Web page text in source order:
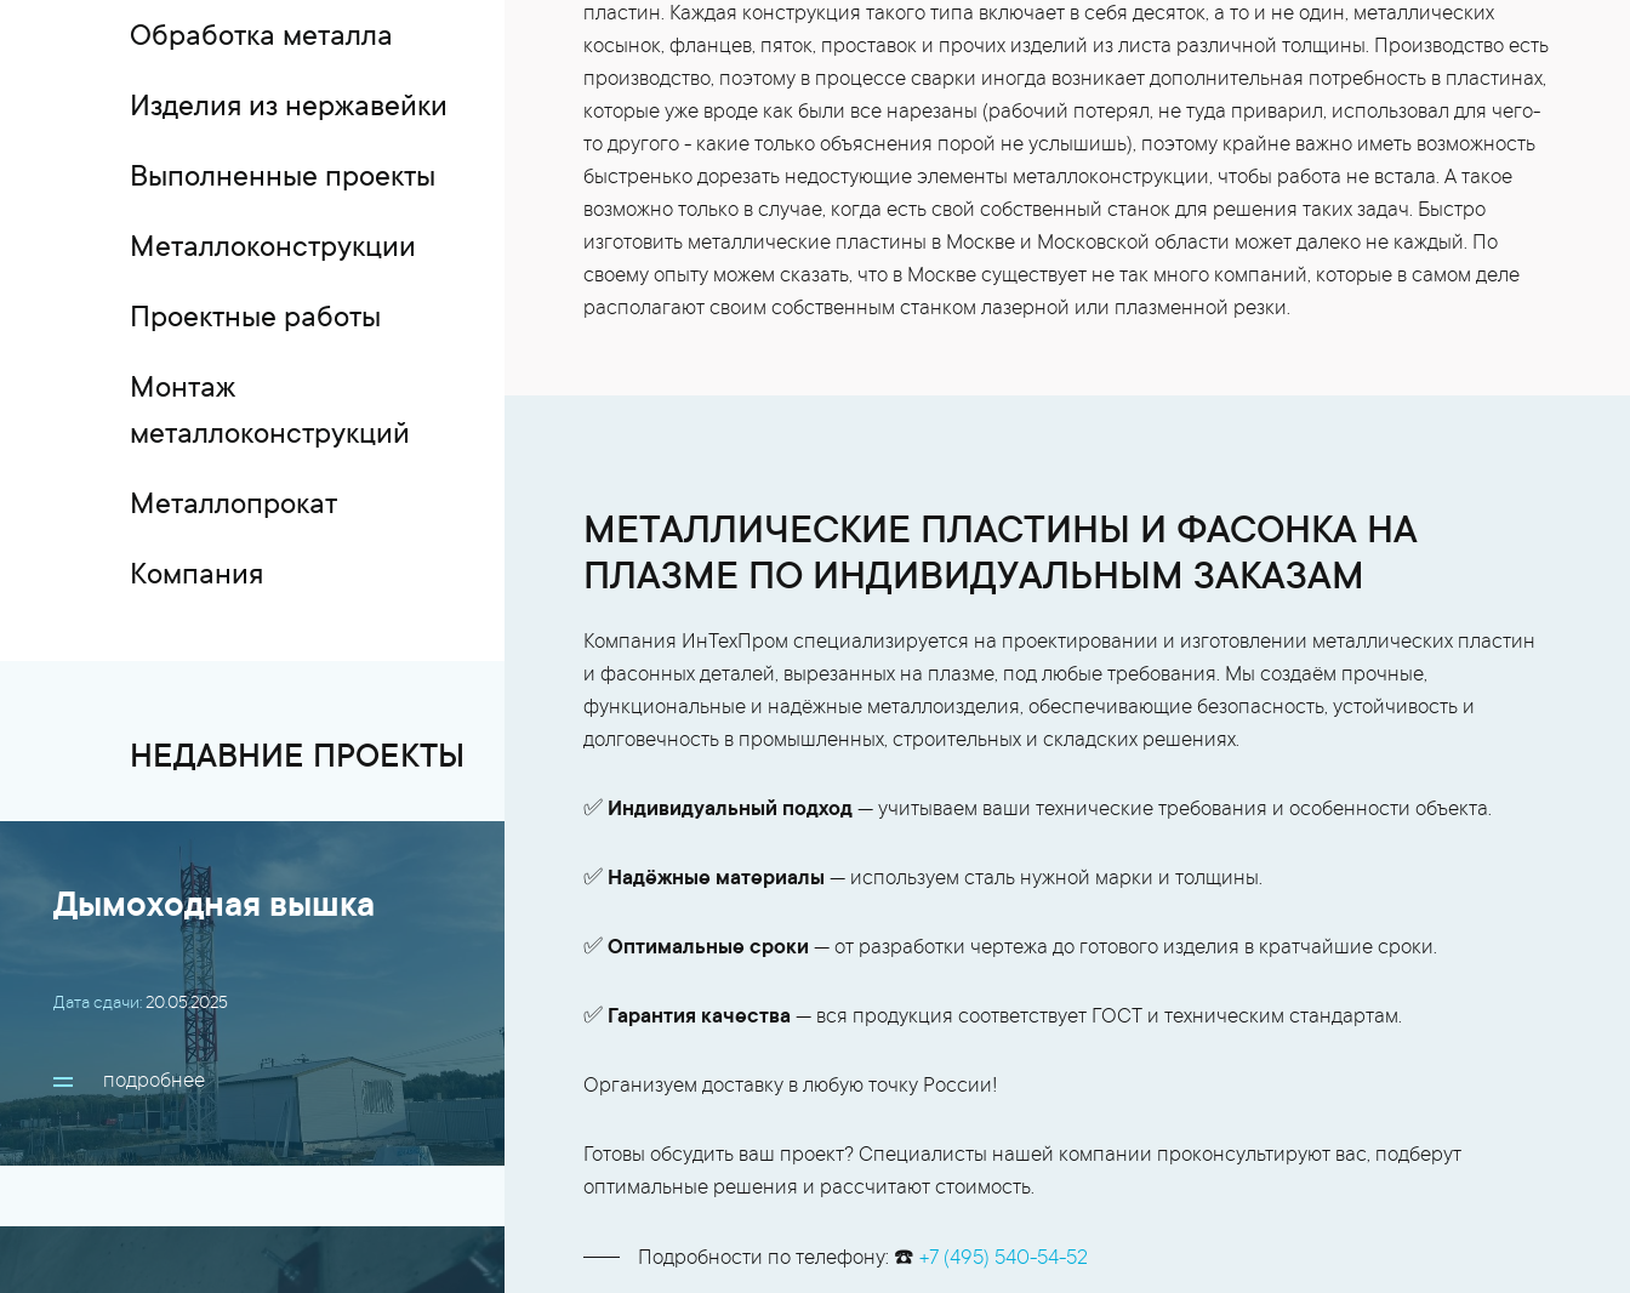
Обработка металла
Изделия из нержавейки
Выполненные проекты
Металлоконструкции
Проектные работы
Монтаж
металлоконструкций
Металлопрокат
Компания
НЕДАВНИЕ ПРОЕКТЫ
Дымоходная вышка
Дата сдачи:20.05.2025
подробнее
пластин. Каждая конструкция такого типа включает в себя десяток, а то и не один, металлических
косынок, фланцев, пяток, проставок и прочих изделий из листа различной толщины. Производство есть
производство, поэтому в процессе сварки иногда возникает дополнительная потребность в пластинах,
которые уже вроде как были все нарезаны (рабочий потерял, не туда приварил, использовал для чего-
то другого - какие только объяснения порой не услышишь), поэтому крайне важно иметь возможность
быстренько дорезать недостующие элементы металлоконструкции, чтобы работа не встала. А такое
возможно только в случае, когда есть свой собственный станок для решения таких задач. Быстро
изготовить металлические пластины в Москве и Московской области может далеко не каждый. По
своему опыту можем сказать, что в Москве существует не так много компаний, которые в самом деле
располагают своим собственным станком лазерной или плазменной резки.
МЕТАЛЛИЧЕСКИЕ ПЛАСТИНЫ И ФАСОНКА НА
ПЛАЗМЕ ПО ИНДИВИДУАЛЬНЫМ ЗАКАЗАМ
Компания ИнТехПром специализируется на проектировании и изготовлении металлических пластин
и фасонных деталей, вырезанных на плазме, под любые требования. Мы создаём прочные,
функциональные и надёжные металлоизделия, обеспечивающие безопасность, устойчивость и
долговечность в промышленных, строительных и складских решениях.
✅ Индивидуальный подход — учитываем ваши технические требования и особенности объекта.
✅ Надёжные материалы — используем сталь нужной марки и толщины.
✅Оптимальные сроки — от разработки чертежа до готового изделия в кратчайшие сроки.
✅ Гарантия качества — вся продукция соответствует ГОСТ и техническим стандартам.
Организуем доставку в любую точку России!
Готовы обсудить ваш проект? Специалисты нашей компании проконсультируют вас, подберут
оптимальные решения и рассчитают стоимость.
Подробности по телефону: ☎️+7 (495) 540-54-52